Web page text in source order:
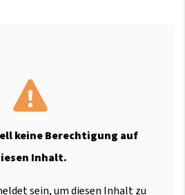
keine Berechtigung auf
Inhalt.
sein, um diesen Inhalt zu